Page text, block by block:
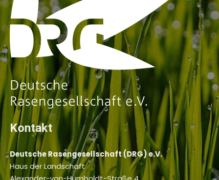
Kontakt
Deutsche Rasengesellschaft (DRG) e.V.
Haus der Landschaft